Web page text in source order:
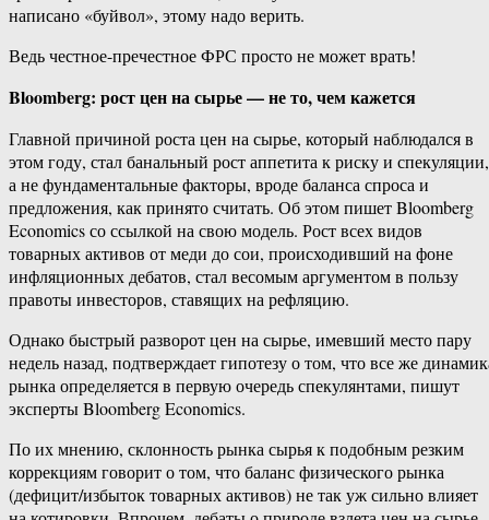
написано «буйвол», этому надо верить.
Ведь честное-пречестное ФРС просто не может врать!
Bloomberg: рост цен на сырье — не то, чем кажется
Главной причиной роста цен на сырье, который наблюдался в
этом году, стал банальный рост аппетита к риску и спекуляции,
а не фундаментальные факторы, вроде баланса спроса и
предложения, как принято считать. Об этом пишет Bloomberg
Economics со ссылкой на свою модель. Рост всех видов
товарных активов от меди до сои, происходивший на фоне
инфляционных дебатов, стал весомым аргументом в пользу
правоты инвесторов, ставящих на рефляцию.
Однако быстрый разворот цен на сырье, имевший место пару
недель назад, подтверждает гипотезу о том, что все же
рынка определяется в первую очередь спекулянтами, пишут
эксперты Bloomberg Economics.
По их мнению, склонность рынка сырья к подобным резким
коррекциям говорит о том, что баланс физического рынка
(дефицит/избыток товарных активов) не так уж сильно влияет